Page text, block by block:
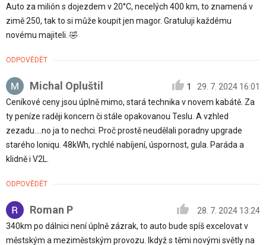
Auto za milión s dojezdem v 20°C, necelých 400 km, to znamená v
zimě 250, tak to si může koupit jen magor. Gratuluji každému
novému majiteli. 🤣
ODPOVĚDĚT
Michal Opluštil 1
29. 7. 2024 16:01
Ceníkové ceny jsou úplně mimo, stará technika v novem kabátě. Za
ty peníze raději koncern či stále opakovanou Teslu. A vzhled
zezadu....no ja to nechci. Proč prostě neudělali poradny upgrade
starého Ioniqu. 48kWh, rychlé nabíjení, úspornost, gula. Paráda a
klidně i V2L.
ODPOVĚDĚT
Roman P
28. 7. 2024 13:24
340km po dálnici není úplně zázrak, to auto bude spíš excelovat v
městským a meziměstským provozu. Ikdyž s těmi novými světly na